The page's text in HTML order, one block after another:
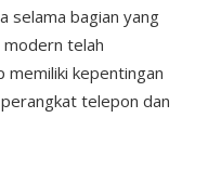
selama bagian yang
telah
memiliki kepentingan
telepon dan